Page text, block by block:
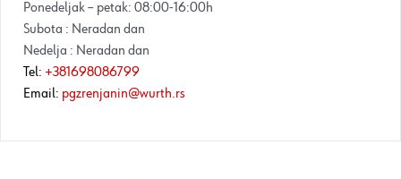
Ponedeljak – petak: 08:00-16:00h
Subota : Neradan dan
Nedelja : Neradan dan
Tel: +381698086799
Email: pgzrenjanin@wurth.rs